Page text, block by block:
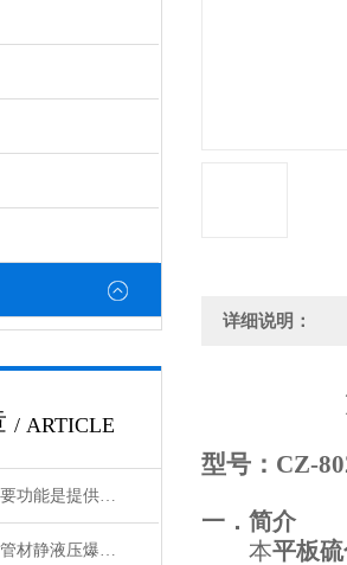
/ ARTICLE
平板硫化机的主要功能是提供硫化所需的压力和温度
突破静态限制，管材静液压爆破试验机助你一臂之力
详细说明：
触
型号： CZ-
一．简介
本平板